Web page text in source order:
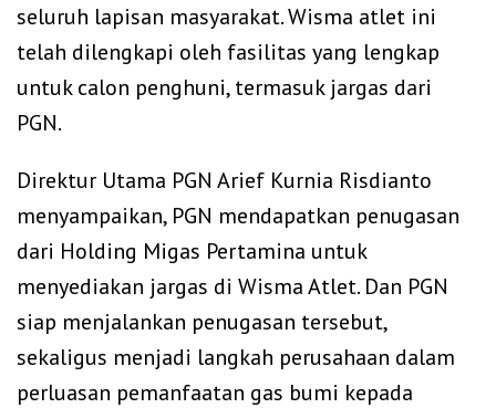
seluruh lapisan masyarakat. Wisma atlet ini
telah dilengkapi oleh fasilitas yang lengkap
untuk calon penghuni, termasuk jargas dari
PGN.
‎Direktur Utama PGN Arief Kurnia Risdianto
menyampaikan, PGN mendapatkan penugasan
dari Holding Migas Pertamina untuk
menyediakan jargas di Wisma Atlet. Dan PGN
siap menjalankan penugasan tersebut,
sekaligus menjadi langkah perusahaan dalam
perluasan pemanfaatan gas bumi kepada